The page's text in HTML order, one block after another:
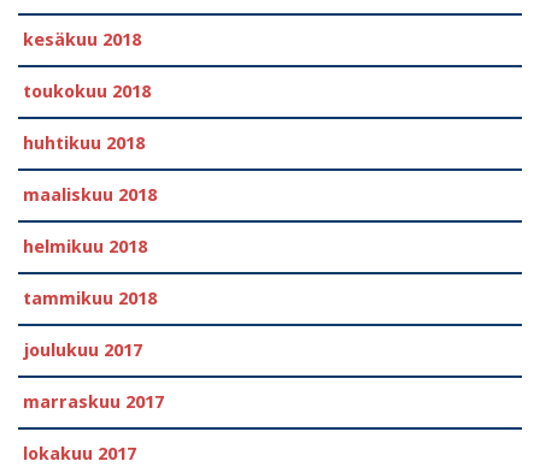
kesäkuu 2018
toukokuu 2018
huhtikuu 2018
maaliskuu 2018
helmikuu 2018
tammikuu 2018
joulukuu 2017
marraskuu 2017
lokakuu 2017